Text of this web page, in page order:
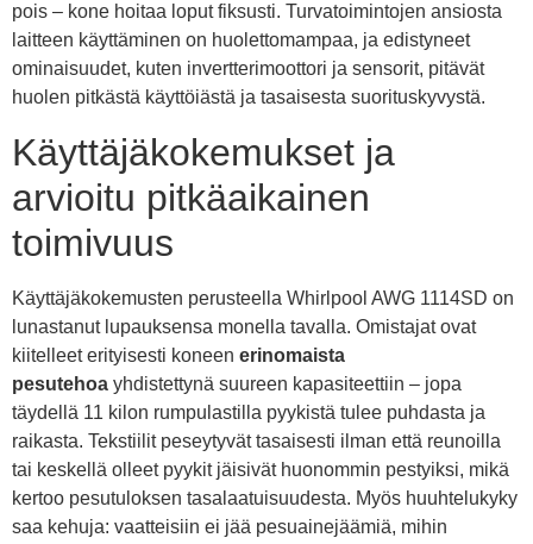
pois – kone hoitaa loput fiksusti. Turvatoimintojen ansiosta
laitteen käyttäminen on huolettomampaa, ja edistyneet
ominaisuudet, kuten invertterimoottori ja sensorit, pitävät
huolen pitkästä käyttöiästä ja tasaisesta suorituskyvystä.
Käyttäjäkokemukset ja
arvioitu pitkäaikainen
toimivuus
Käyttäjäkokemusten perusteella Whirlpool AWG 1114SD on
lunastanut lupauksensa monella tavalla. Omistajat ovat
kiitelleet erityisesti koneen erinomaista
pesutehoa yhdistettynä suureen kapasiteettiin – jopa
täydellä 11 kilon rumpulastilla pyykistä tulee puhdasta ja
raikasta. Tekstiilit peseytyvät tasaisesti ilman että reunoilla
tai keskellä olleet pyykit jäisivät huonommin pestyiksi, mikä
kertoo pesutuloksen tasalaatuisuudesta. Myös huuhtelukyky
saa kehuja: vaatteisiin ei jää pesuainejäämiä, mihin